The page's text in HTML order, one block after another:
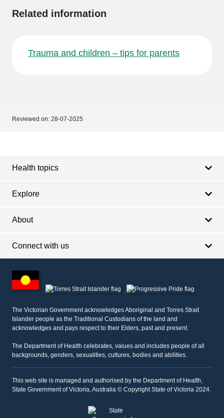
Related information
Trauma and children – tips for parents
Reviewed on: 28-07-2025
Health topics
Explore
About
Connect with us
other
information
The Victorian Government acknowledges Aboriginal and Torres Strait
Islander people as the Traditional Custodians of the land and
acknowledges and pays respect to their Elders, past and present.
The Department of Health celebrates, values and includes people of all
backgrounds, genders, sexualities, cultures, bodies and abilities.
This web site is managed and authorised by the Department of Health,
State Government of Victoria, Australia © Copyright State of Victoria 2024.